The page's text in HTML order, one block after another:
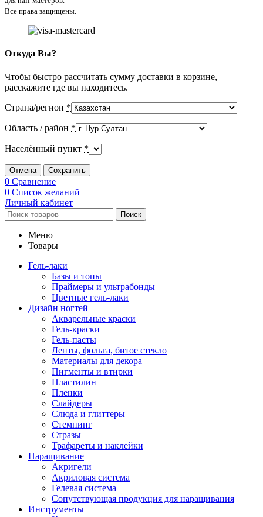
Все права защищены.
Откуда Вы?
Чтобы быстро рассчитать сумму доставки в корзине,
расскажите где вы находитесь.
Страна/регион *
Область / район *
Населённый пункт *
Отмена Сохранить
0 Сравнение
0 Список желаний
Личный кабинет
Поиск
Меню
Товары
Гель-лаки
Базы и топы
Праймеры и ультрабонды
Цветные гель-лаки
Дизайн ногтей
Акварельные краски
Гель-краски
Гель-пасты
Ленты, фольга, битое стекло
Материалы для декора
Пигменты и втирки
Пластилин
Пленки
Слайдеры
Слюда и глиттеры
Стемпинг
Стразы
Трафареты и наклейки
Наращивание
Акригели
Акриловая система
Гелевая система
Сопутствующая продукция для наращивания
Инструменты